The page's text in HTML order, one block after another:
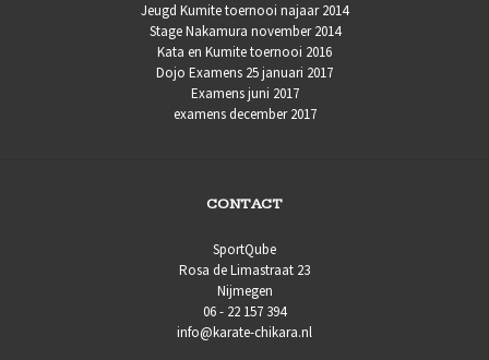
Jeugd Kumite toernooi najaar 2014
Stage Nakamura november 2014
Kata en Kumite toernooi 2016
Dojo Examens 25 januari 2017
Examens juni 2017
examens december 2017
CONTACT
SportQube
Rosa de Limastraat 23
Nijmegen
06 - 22 157 394
info@karate-chikara.nl